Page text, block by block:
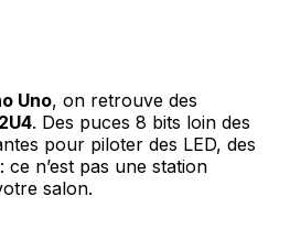
Uno, on retrouve des
. Des puces 8 bits loin des
pour piloter des LED, des
n’est pas une station
salon.